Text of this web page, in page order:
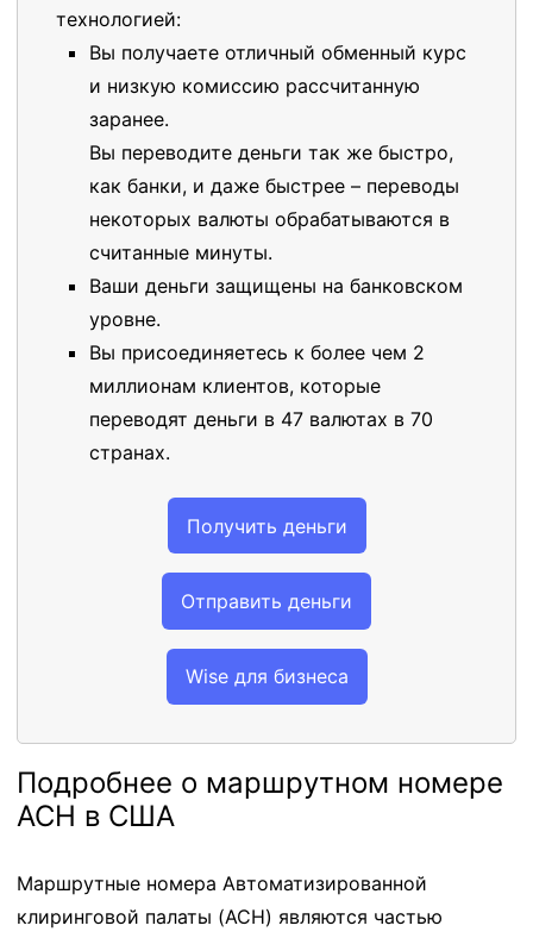
технологией:
Вы получаете отличный обменный курс
и низкую комиссию рассчитанную
заранее.
Вы переводите деньги так же быстро,
как банки, и даже быстрее – переводы
некоторых валюты обрабатываются в
считанные минуты.
Ваши деньги защищены на банковском
уровне.
Вы присоединяетесь к более чем 2
миллионам клиентов, которые
переводят деньги в 47 валютах в 70
странах.
Получить деньги
Отправить деньги
Wise для бизнеса
Подробнее о маршрутном номере
ACH в США
Маршрутные номера Автоматизированной
клиринговой палаты (ACH) являются частью